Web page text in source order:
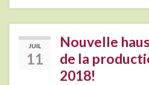
JUIL
11
Nouvelle
de la
2018!